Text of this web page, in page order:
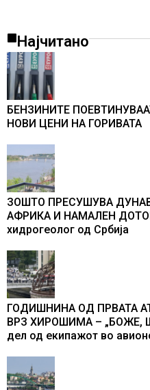
Најчитано
БЕНЗИНИТЕ
НОВИ ЦЕНИ НА ГОРИВАТА
ЗОШТО ПРЕСУШУВА
АФРИКА И НАМАЛЕН
хидрогеолог од Србија
ГОДИШНИНА ОД ПРВАТА
ВРЗ ХИРОШИМА – „БОЖЕ,
дел од екипажот во
промени текот на